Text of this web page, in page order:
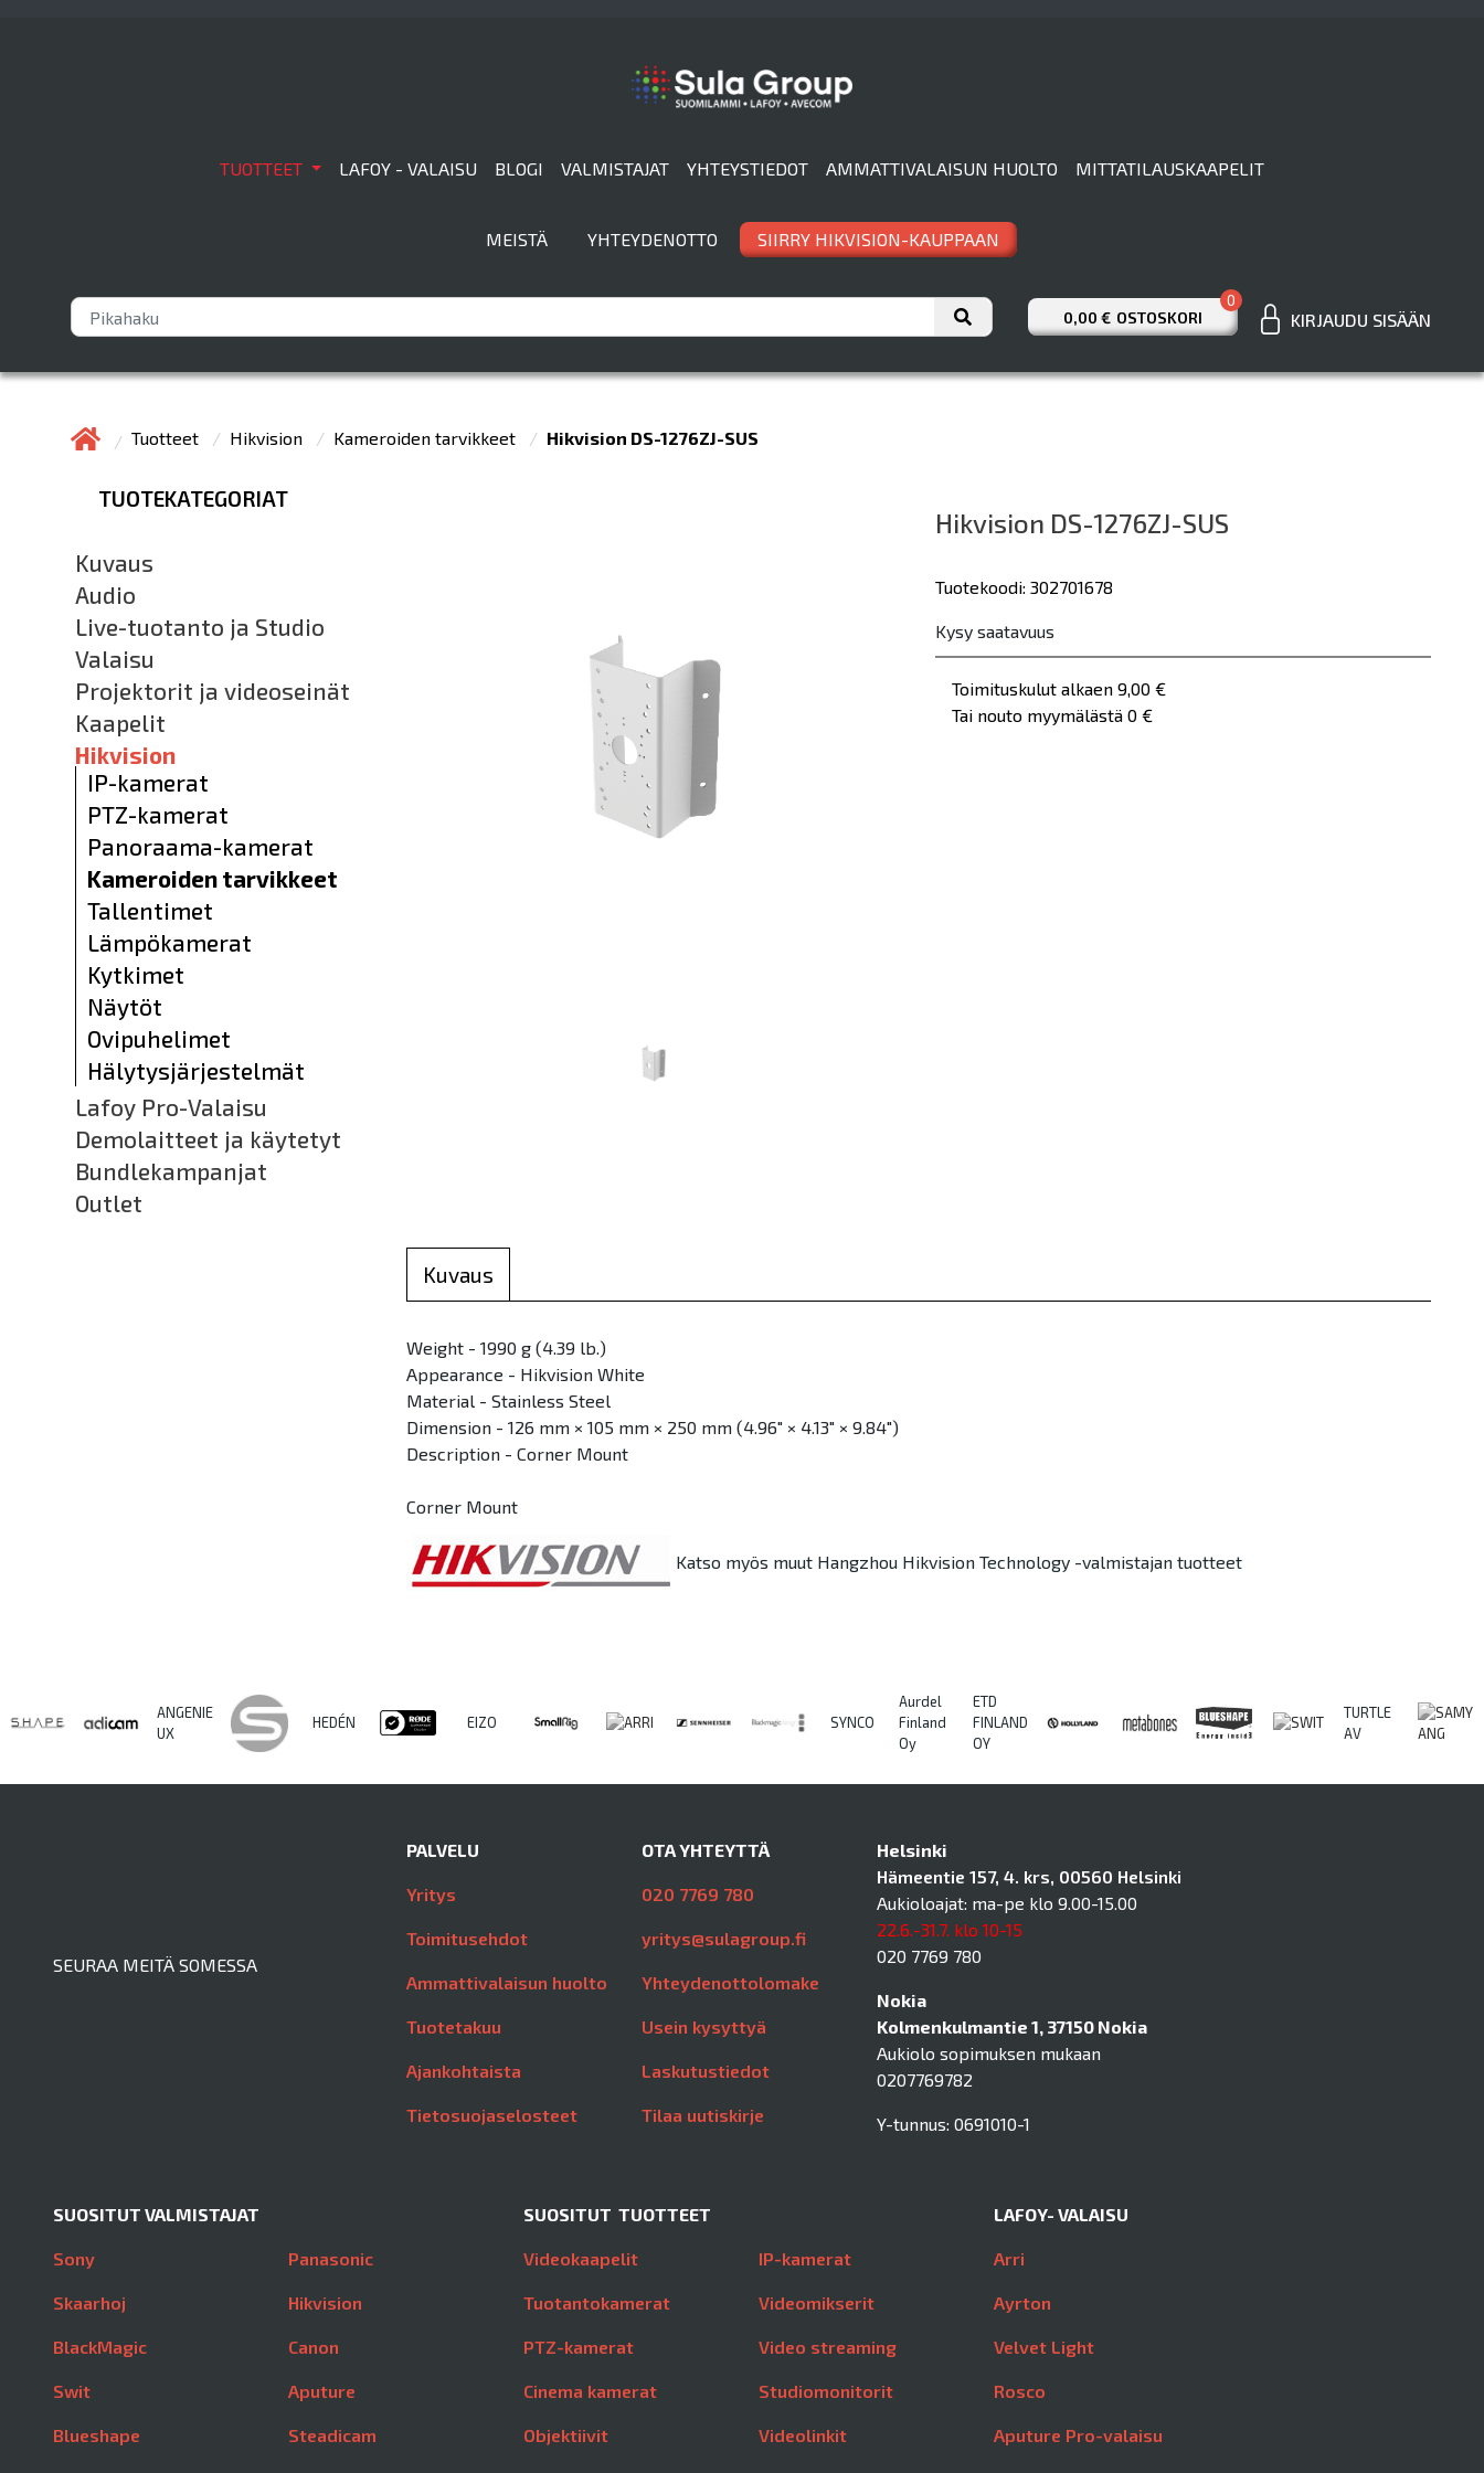
TUOTTEET LAFOY - VALAISU BLOGI VALMISTAJAT YHTEYSTIEDOT AMMATTIVALAISUN HUOLTO MITTATILAUSKAAPELIT
MEISTÄ YHTEYDENOTTO SIIRRY HIKVISION-KAUPPAAN
0,00 € OSTOSKORI
0
KIRJAUDU SISÄÄN
Tuotteet Hikvision Kameroiden tarvikkeet Hikvision DS-1276ZJ-SUS
TUOTEKATEGORIAT
Kuvaus
Audio
Live-tuotanto ja Studio
Valaisu
Projektorit ja videoseinät
Kaapelit
Hikvision
IP-kamerat
PTZ-kamerat
Panoraama-kamerat
Kameroiden tarvikkeet
Tallentimet
Lämpökamerat
Kytkimet
Näytöt
Ovipuhelimet
Hälytysjärjestelmät
Lafoy Pro-Valaisu
Demolaitteet ja käytetyt
Bundlekampanjat
Outlet
Hikvision DS-1276ZJ-SUS
Tuotekoodi: 302701678
Kysy saatavuus
Toimituskulut alkaen 9,00 €
Tai nouto myymälästä 0 €
Kuvaus
Weight - 1990 g (4.39 lb.)
Appearance - Hikvision White
Material - Stainless Steel
Dimension - 126 mm × 105 mm × 250 mm (4.96" × 4.13" × 9.84")
Description - Corner Mount
Corner Mount
Katso myös muut Hangzhou Hikvision Technology -valmistajan tuotteet
ANGENIE
UX
HEDÉN EIZO SYNCO
Aurdel
Finland
Oy
ETD
FINLAND
OY
TURTLE
AV
SEURAA MEITÄ SOMESSA
PALVELU
Yritys
Toimitusehdot
Ammattivalaisun huolto
Tuotetakuu
Ajankohtaista
Tietosuojaselosteet
OTA YHTEYTTÄ
020 7769 780
yritys@sulagroup.fi
Yhteydenottolomake
Usein kysyttyä
Laskutustiedot
Tilaa uutiskirje
Helsinki
Hämeentie 157, 4. krs, 00560 Helsinki
Aukioloajat: ma-pe klo 9.00-15.00
22.6.-31.7. klo 10-15
020 7769 780
Nokia
Kolmenkulmantie 1, 37150 Nokia
Aukiolo sopimuksen mukaan
0207769782
Y-tunnus: 0691010-1
SUOSITUT VALMISTAJAT
Sony
Skaarhoj
BlackMagic
Swit
Blueshape
Panasonic
Hikvision
Canon
Aputure
Steadicam
SUOSITUT TUOTTEET
Videokaapelit
Tuotantokamerat
PTZ-kamerat
Cinema kamerat
Objektiivit
IP-kamerat
Videomikserit
Video streaming
Studiomonitorit
Videolinkit
LAFOY- VALAISU
Arri
Ayrton
Velvet Light
Rosco
Aputure Pro-valaisu